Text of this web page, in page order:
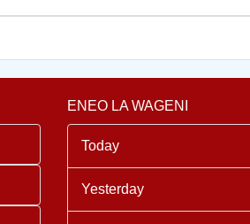
ENEO LA WAGENI
Today
Yesterday